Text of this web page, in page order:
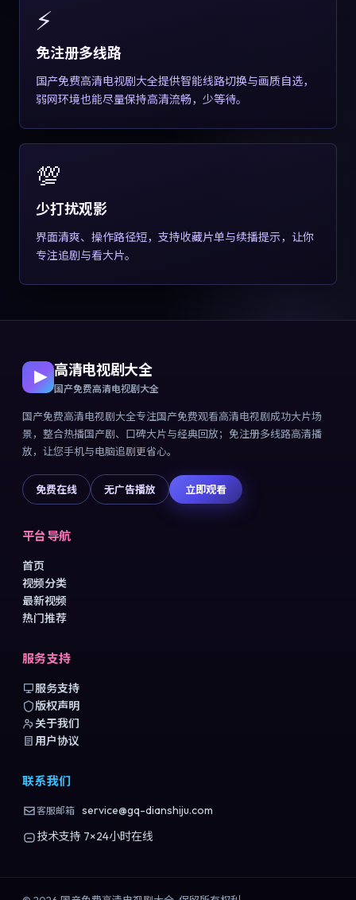
⚡
免注册多线路
国产免费高清电视剧大全提供智能线路切换与画质自选，
弱网环境也能尽量保持高清流畅，少等待。
💯
少打扰观影
界面清爽、操作路径短，支持收藏片单与续播提示，让你
专注追剧与看大片。
高清电视剧大全
国产免费高清电视剧大全
国产免费高清电视剧大全专注国产免费观看高清电视剧成功大片场
景，整合热播国产剧、口碑大片与经典回放；免注册多线路高清播
放，让您手机与电脑追剧更省心。
免费在线 无广告播放 立即观看
平台导航
首页
视频分类
最新视频
热门推荐
服务支持
服务支持
版权声明
关于我们
用户协议
联系我们
客服邮箱 service@gq-dianshiju.com
技术支持 7×24小时在线